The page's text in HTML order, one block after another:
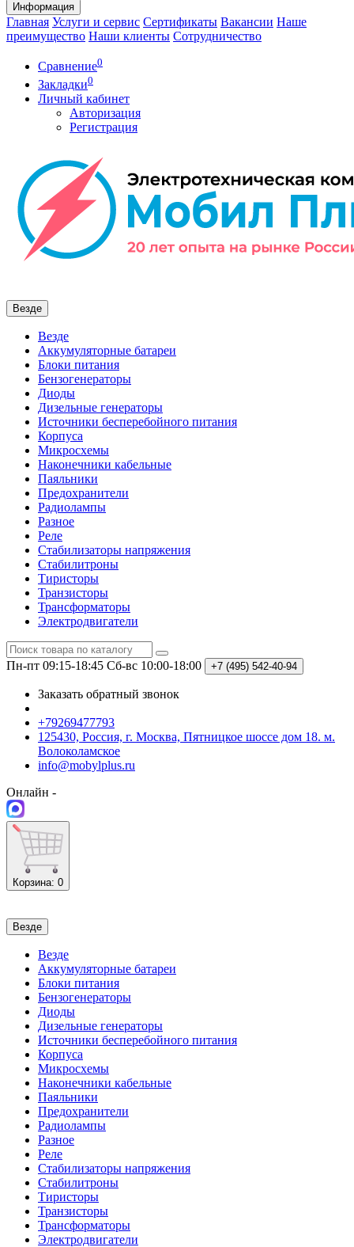
Информация
Главная Услуги и сервис Сертификаты Вакансии Наше
преимущество Наши клиенты Сотрудничество
Сравнение0
Закладки0
Личный кабинет
Авторизация
Регистрация
Везде
Везде
Аккумуляторные батареи
Блоки питания
Бензогенераторы
Диоды
Дизельные генераторы
Источники бесперебойного питания
Корпуса
Микросхемы
Наконечники кабельные
Паяльники
Предохранители
Радиолампы
Разное
Реле
Стабилизаторы напряжения
Стабилитроны
Тиристоры
Транзисторы
Трансформаторы
Электродвигатели
Пн-пт 09:15-18:45 Сб-вс 10:00-18:00 +7 (495) 542-40-94
Заказать обратный звонок
+79269477793
125430, Россия, г. Москва, Пятницкое шоссе дом 18. м.
Волоколамское
info@mobylplus.ru
Онлайн -
Корзина: 0
Везде
Везде
Аккумуляторные батареи
Блоки питания
Бензогенераторы
Диоды
Дизельные генераторы
Источники бесперебойного питания
Корпуса
Микросхемы
Наконечники кабельные
Паяльники
Предохранители
Радиолампы
Разное
Реле
Стабилизаторы напряжения
Стабилитроны
Тиристоры
Транзисторы
Трансформаторы
Электродвигатели